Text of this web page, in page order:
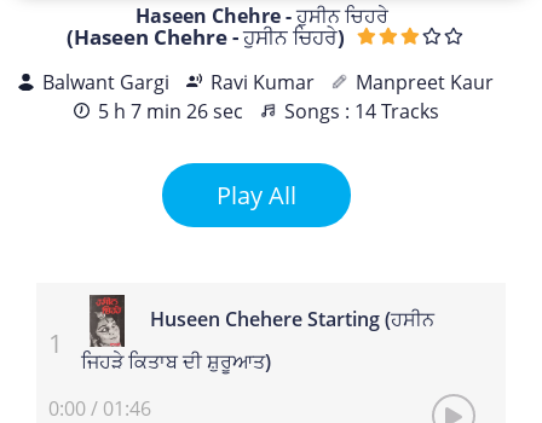
Haseen Chehre - ਹੁਸੀਨ ਚਿਹਰੇ
(Haseen Chehre - ਹੁਸੀਨ ਚਿਹਰੇ)
Balwant Gargi Ravi Kumar
Manpreet Kaur
5 h 7 min 26 sec
Songs : 14 Tracks
Play All
Huseen Chehere Starting (ਹਸੀਨ
ਜਿਹੜੇ ਕਿਤਾਬ ਦੀ ਸ਼ੁਰੂਆਤ)
0:00/ 01:46